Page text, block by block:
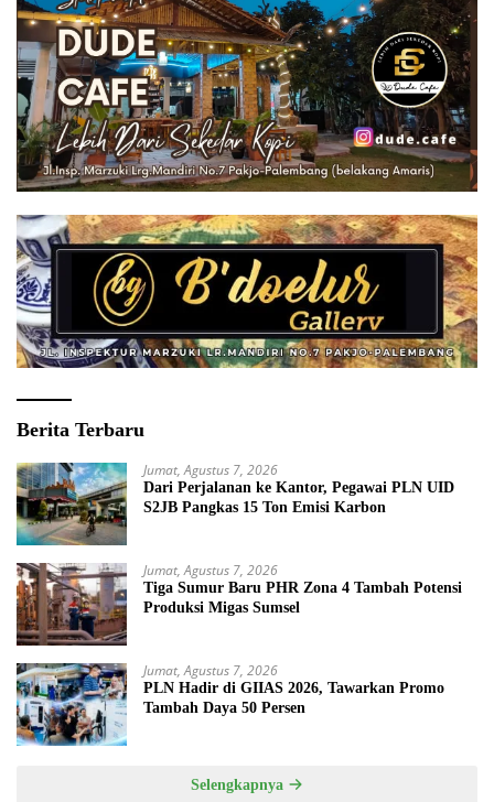
Berita Terbaru
Jumat, Agustus 7, 2026
Dari Perjalanan ke Kantor, Pegawai PLN UID
S2JB Pangkas 15 Ton Emisi Karbon
Jumat, Agustus 7, 2026
Tiga Sumur Baru PHR Zona 4 Tambah Potensi
Produksi Migas Sumsel
Jumat, Agustus 7, 2026
PLN Hadir di GIIAS 2026, Tawarkan Promo
Tambah Daya 50 Persen
Selengkapnya